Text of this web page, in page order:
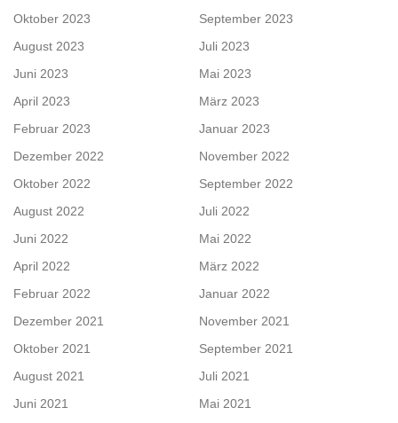
Oktober 2023
September 2023
August 2023
Juli 2023
Juni 2023
Mai 2023
April 2023
März 2023
Februar 2023
Januar 2023
Dezember 2022
November 2022
Oktober 2022
September 2022
August 2022
Juli 2022
Juni 2022
Mai 2022
April 2022
März 2022
Februar 2022
Januar 2022
Dezember 2021
November 2021
Oktober 2021
September 2021
August 2021
Juli 2021
Juni 2021
Mai 2021